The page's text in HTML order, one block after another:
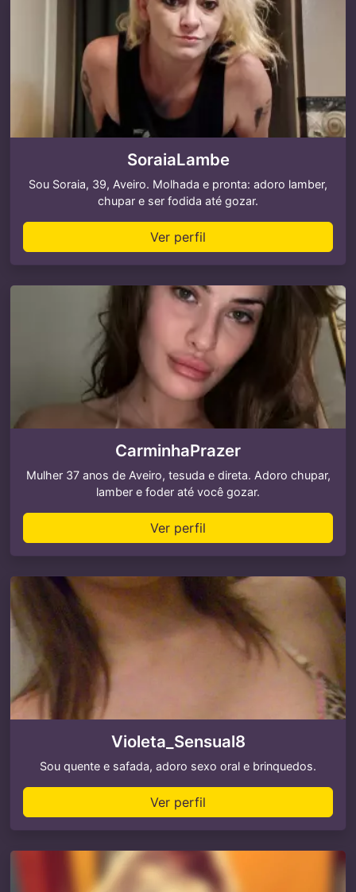
SoraiaLambe
Sou Soraia, 39, Aveiro. Molhada e pronta: adoro lamber,
chupar e ser fodida até gozar.
Ver perfil
CarminhaPrazer
Mulher 37 anos de Aveiro, tesuda e direta. Adoro chupar,
lamber e foder até você gozar.
Ver perfil
Violeta_Sensual8
Sou quente e safada, adoro sexo oral e brinquedos.
Ver perfil